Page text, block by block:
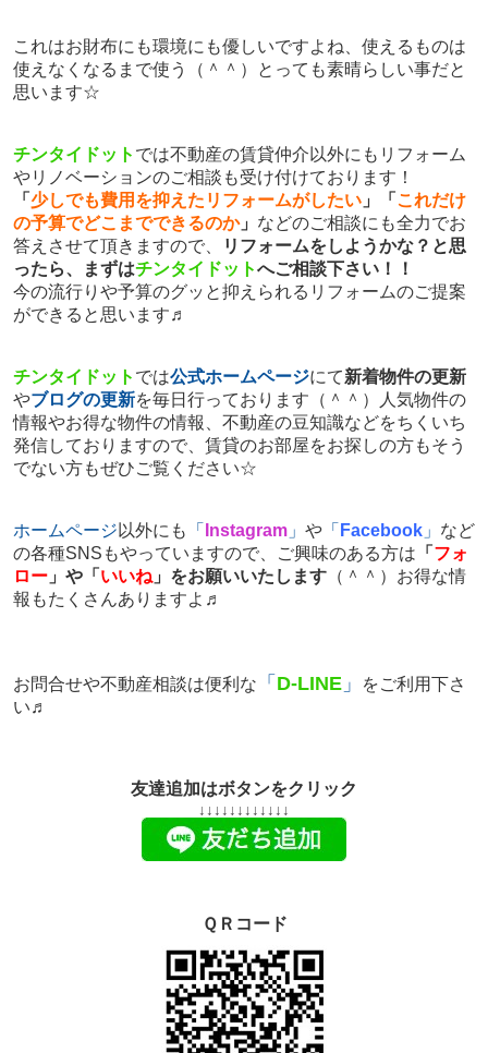
これはお財布にも環境にも優しいですよね、使えるものは
使えなくなるまで使う（＾＾）とっても素晴らしい事だと
思います☆
チンタイドット では不動産の賃貸仲介以外にもリフォーム
やリノベーションのご相談も受け付けております！
「 少しでも費用を抑えたリフォームがしたい」「 これだけ
の予算でどこまでできるのか」 などのご相談にも全力でお
答えさせて頂きますので、
リフォームをしようかな？と思
ったら、まずはチンタイドットへご相談下さい！！
今の流行りや予算のグッと抑えられるリフォームのご提案
ができると思います♬
チンタイドット では公式ホームページにて新着物件の更新
やブログの更新を毎日行っております（＾＾）人気物件の
情報やお得な物件の情報、不動産の豆知識などをちくいち
発信しておりますので、賃貸のお部屋をお探しの方もそう
でない方もぜひご覧ください☆
ホームページ 以外にも 「 Instagram」 や「 Facebook」 など
の各種SNSもやっていますので、ご興味のある方は 「 フォ
ロー」や「 いいね」をお願いいたします（＾＾）お得な情
報もたくさんありますよ♬
お問合せや不動産相談は便利な 「 D-LINE」
をご利用下さ
い♬
友達追加はボタンをクリック
↓↓↓↓↓↓ ↓↓↓↓↓↓
ＱＲコード